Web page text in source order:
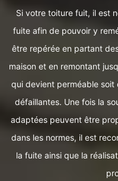
Si votre toiture fuit, il est
fuite afin de pouvoir y
être repérée en partant
maison et en remontant
qui devient perméable soit
défaillantes. Une fois la
adaptées peuvent être
dans les normes, il est
la fuite ainsi que la